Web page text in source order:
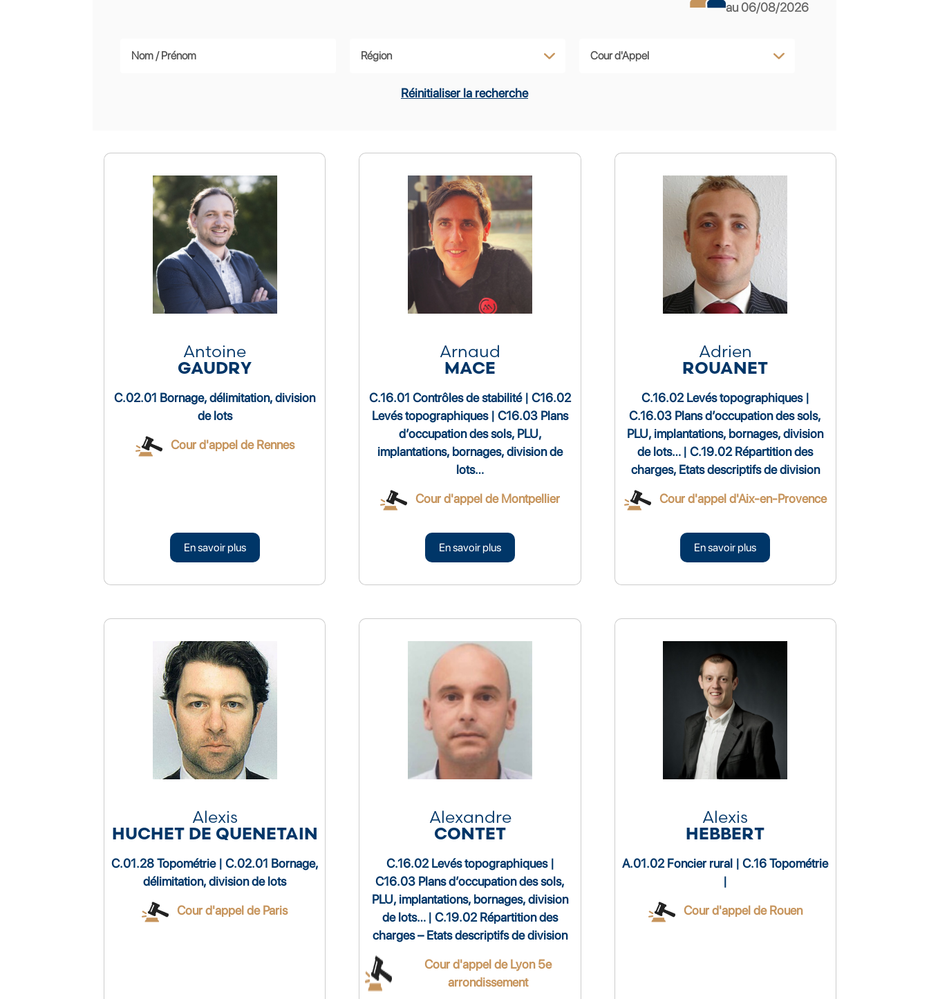
au 06/08/2026
Réinitialiser la recherche
Antoine
GAUDRY
C.02.01 Bornage, délimitation, division
de lots
Cour d'appel de Rennes
En savoir plus
Arnaud
MACE
C.16.01 Contrôles de stabilité | C16.02
Levés topographiques | C16.03 Plans
d’occupation des sols, PLU,
implantations, bornages, division de
lots…
Cour d'appel de Montpellier
En savoir plus
Adrien
ROUANET
C.16.02 Levés topographiques |
C.16.03 Plans d’occupation des sols,
PLU, implantations, bornages, division
de lots… | C.19.02 Répartition des
charges, Etats descriptifs de division
Cour d'appel d'Aix-en-Provence
En savoir plus
Alexis
HUCHET DE QUENETAIN
C.01.28 Topométrie | C.02.01 Bornage,
délimitation, division de lots
Cour d'appel de Paris
Alexandre
CONTET
C.16.02 Levés topographiques |
C16.03 Plans d’occupation des sols,
PLU, implantations, bornages, division
de lots… | C.19.02 Répartition des
charges – Etats descriptifs de division
Cour d'appel de Lyon 5e
arrondissement
Alexis
HEBBERT
A.01.02 Foncier rural | C.16 Topométrie
|
Cour d'appel de Rouen